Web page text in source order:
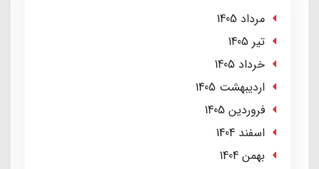
مرداد 1405
تير 1405
خرداد 1405
ارديبهشت 1405
فروردین 1405
اسفند 1404
بهمن 1404